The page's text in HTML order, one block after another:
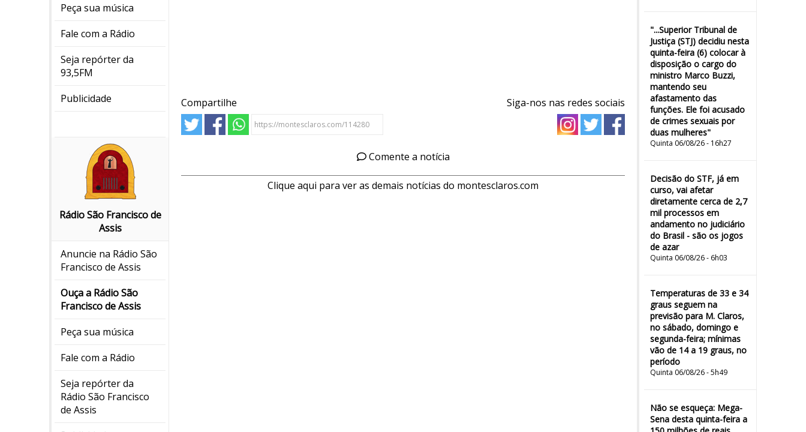
Peça sua música
Fale com a Rádio
Seja repórter da
93,5FM
Publicidade
Rádio São Francisco de
Assis
Anuncie na Rádio São
Francisco de Assis
Ouça a Rádio São
Francisco de Assis
Peça sua música
Fale com a Rádio
Seja repórter da
Rádio São Francisco
de Assis
"...Superior Tribunal de
Justiça (STJ) decidiu nesta
quinta-feira (6) colocar à
disposição o cargo do
ministro Marco Buzzi,
mantendo seu
afastamento das
funções. Ele foi acusado
de crimes sexuais por
duas mulheres"
Quinta 06/08/26 - 16h27
Decisão do STF, já em
curso, vai afetar
diretamente cerca de 2,7
mil processos em
andamento no judiciário
do Brasil - são os jogos
de azar
Quinta 06/08/26 - 6h03
Temperaturas de 33 e 34
graus seguem na
previsão para M. Claros,
no sábado, domingo e
segunda-feira; mínimas
vão de 14 a 19 graus, no
período
Quinta 06/08/26 - 5h49
Não se esqueça: Mega-
Sena desta quinta-feira a
Compartilhe Siga-nos nas redes sociais
Comente a notícia
Clique aqui para ver as demais notícias do montesclaros.com